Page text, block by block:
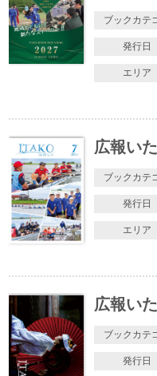
ブックカテ
発行日
エリア
広報い
ブックカテ
発行日
エリア
広報い
ブックカテ
発行日